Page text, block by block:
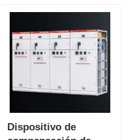
en gas (GIS)
aislamiento sólido
Dispositivo de